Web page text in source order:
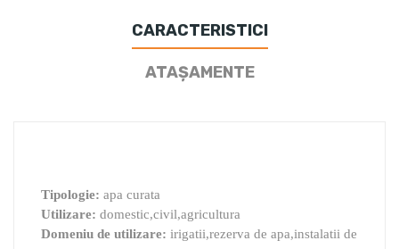
CARACTERISTICI
ATAȘAMENTE
Tipologie: apa curata
Utilizare: domestic,civil,agricultura
Domeniu de utilizare: irigatii,rezerva de apa,instalatii de